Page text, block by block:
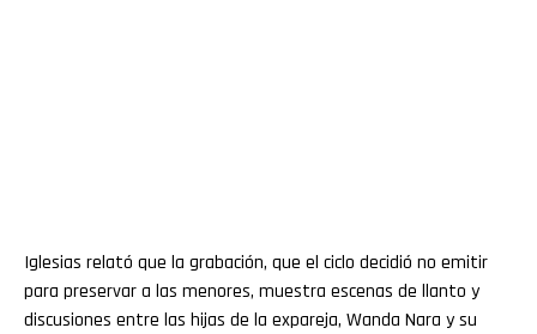
Iglesias relató que la grabación, que el ciclo decidió no emitir
para preservar a las menores, muestra escenas de llanto y
discusiones entre las hijas de la expareja, Wanda Nara y su